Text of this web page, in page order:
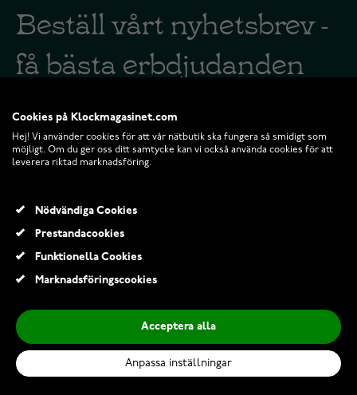
Beställ vårt nyhetsbrev -
få bästa erbdjudanden
Vi skickar nyhetsbrev en gång i veckan. I
våra erbjudanden och aktuella kampanjer
BESTÄLL NYHETSBREV
Cookies på Klockmagasinet.com
Hej! Vi använder cookies för att vår nätbutik ska fungera så smidigt som
möjligt. Om du ger oss ditt samtycke kan vi också använda cookies för att
leverera riktad marknadsföring.
Nödvändiga Cookies
Prestandacookies
Funktionella Cookies
Marknadsföringscookies
Acceptera alla
Anpassa inställningar